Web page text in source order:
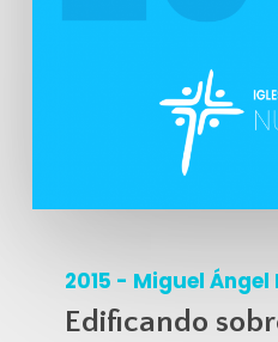
2015 - Miguel Ángel
Edificando